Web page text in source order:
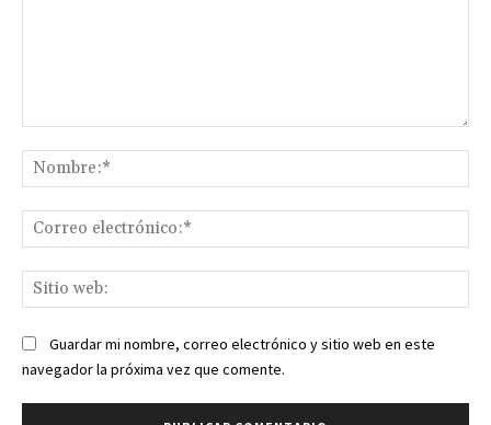
Guardar mi nombre, correo electrónico y sitio web en este
navegador la próxima vez que comente.